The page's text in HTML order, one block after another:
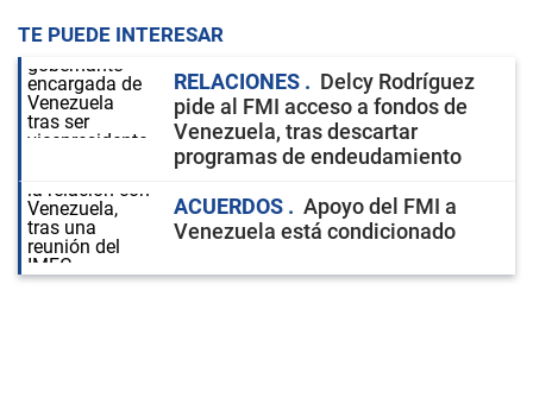
TE PUEDE INTERESAR
RELACIONES
Delcy Rodríguez
pide al FMI acceso a fondos de
Venezuela, tras descartar
programas de endeudamiento
ACUERDOS
Apoyo del FMI a
Venezuela está condicionado